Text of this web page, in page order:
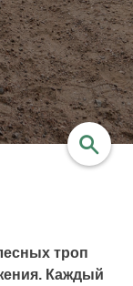
троп
Каждый